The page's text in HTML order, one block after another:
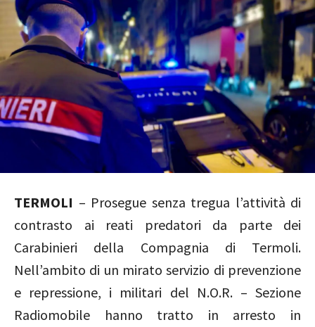
TERMOLI – Prosegue senza tregua l’attività di
contrasto ai reati predatori da parte dei
Carabinieri della Compagnia di Termoli.
Nell’ambito di un mirato servizio di prevenzione
e repressione, i militari del N.O.R. – Sezione
Radiomobile hanno tratto in arresto in